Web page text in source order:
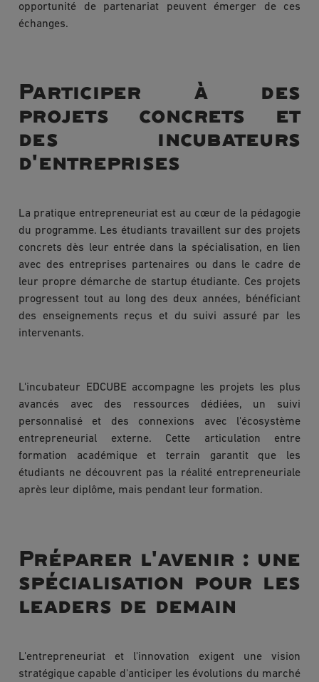
opportunité de partenariat peuvent émerger de ces
échanges.
Participer à des
projets concrets et
des incubateurs
d'entreprises
La pratique entrepreneuriat est au cœur de la pédagogie
du programme. Les étudiants travaillent sur des projets
concrets dès leur entrée dans la spécialisation, en lien
avec des entreprises partenaires ou dans le cadre de
leur propre démarche de startup étudiante. Ces projets
progressent tout au long des deux années, bénéficiant
des enseignements reçus et du suivi assuré par les
intervenants.
L'incubateur EDCUBE accompagne les projets les plus
avancés avec des ressources dédiées, un suivi
personnalisé et des connexions avec l'écosystème
entrepreneurial externe. Cette articulation entre
formation académique et terrain garantit que les
étudiants ne découvrent pas la réalité entrepreneuriale
après leur diplôme, mais pendant leur formation.
Préparer l'avenir : une
spécialisation pour les
leaders de demain
L'entrepreneuriat et l'innovation exigent une vision
stratégique capable d'anticiper les évolutions du marché